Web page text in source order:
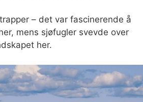
– det var fascinerende å
mens sjøfugler svevde over
her.